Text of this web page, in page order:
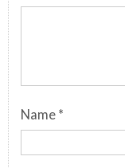
Name *